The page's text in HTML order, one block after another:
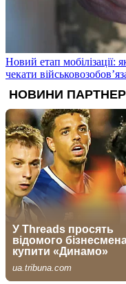
Новий етап мобілізації:
чекати